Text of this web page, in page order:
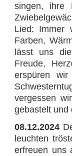
singen, ihre
Lied: Immer
Farben,
lässt uns
Freude,
erspüren
vergessen
gebastelt und
08.12.2024
leuchten
erfreuen uns